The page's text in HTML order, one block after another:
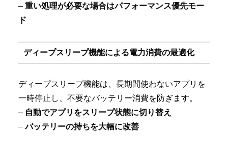
– 重い処理が必要な場合はパフォーマンス優先モー
ド
ディープスリープ機能による電力消費の最適化
ディープスリープ機能は、長期間使わないアプリを
一時停止し、不要なバッテリー消費を防ぎます。
– 自動でアプリをスリープ状態に切り替え
–バッテリーの持ちを大幅に改善